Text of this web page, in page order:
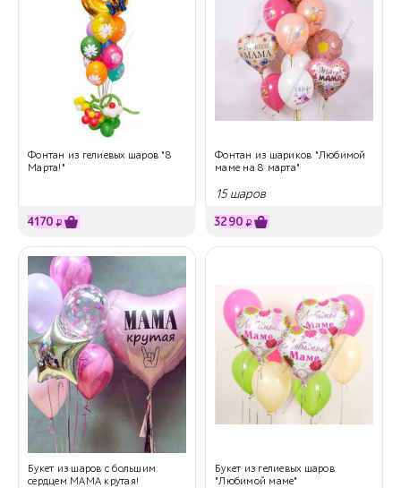
Фонтан из гелиевых шаров "8
Марта!"
4170 ₽
Фонтан из шариков "Любимой
маме на 8 марта"
15 шаров
3290 ₽
Букет из шаров с большим
сердцем МАМА крутая!
Букет из гелиевых шаров
"Любимой маме"